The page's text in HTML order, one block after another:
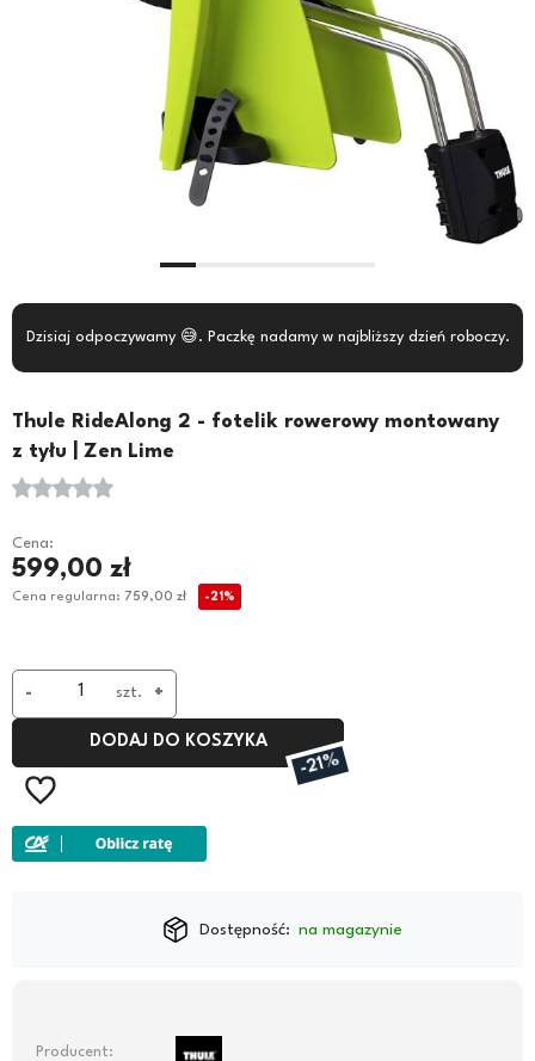
Dzisiaj odpoczywamy 😅. Paczkę nadamy w najbliższy dzień roboczy.
Thule RideAlong 2 - fotelik rowerowy montowany
z tyłu | Zen Lime
Cena:
599,00 zł
Cena regularna: 759,00 zł -21%
szt. +
-
DODAJ DO KOSZYKA
-21%
Dostępność: na magazynie
Producent: